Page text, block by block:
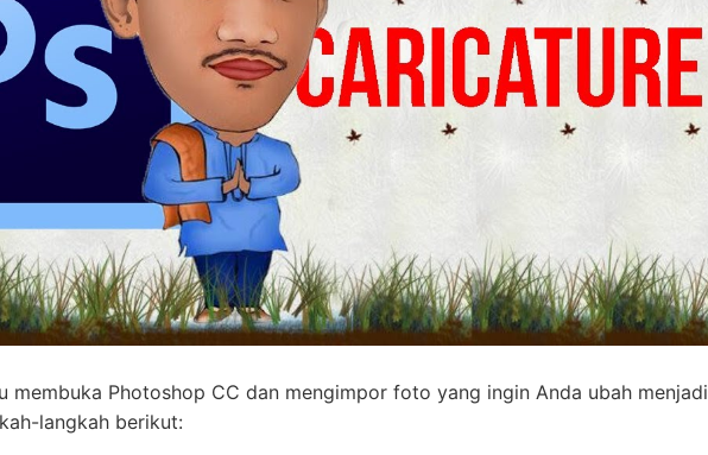
membuka Photoshop CC dan mengimpor foto yang ingin Anda ubah menjadi
langkah berikut: